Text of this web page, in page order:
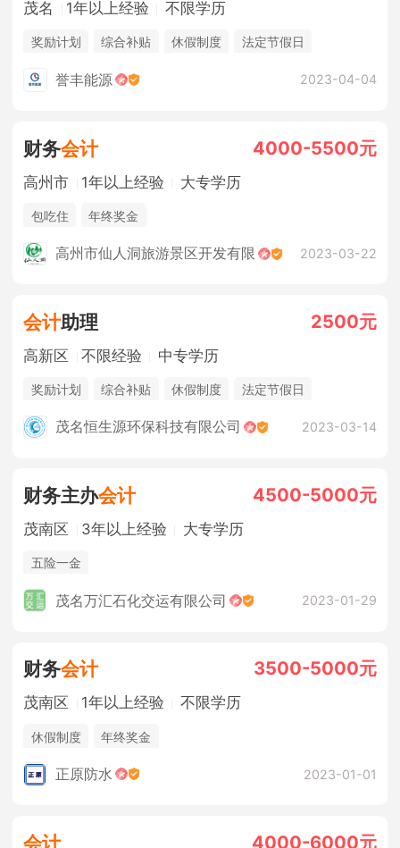
茂名 1年以上经验 不限学历
奖励计划 综合补贴 休假制度
法定节假日
誉丰能源 2023-04-04
财务会计 4000-5500元
高州市 1年以上经验 大专学历
包吃住 年终奖金
高州市仙人洞旅游景区开发有限 2023-03-22
会计助理 2500元
高新区 不限经验 中专学历
奖励计划 综合补贴 休假制度
法定节假日
三险一金
茂名恒生源环保科技有限公司 2023-03-14
财务主办会计 4500-5000元
茂南区 3年以上经验 大专学历
五险一金
茂名万汇石化交运有限公司 2023-01-29
财务会计 3500-5000元
茂南区 1年以上经验 不限学历
休假制度 年终奖金
正原防水 2023-01-01
会计 4000-6000元